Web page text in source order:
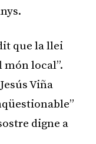
que la llei
món local”.
Viña
digne a